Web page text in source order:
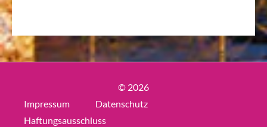
© 2026
Impressum
Datenschutz
Haftungsausschluss